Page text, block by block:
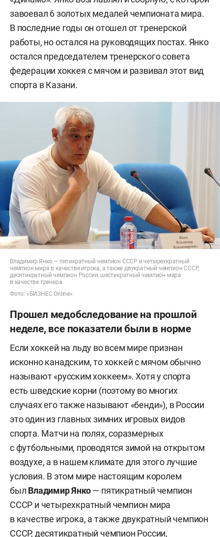
завоевал 6 золотых медалей чемпионата мира.
В последние годы он отошел от тренерской
работы, но остался на руководящих постах. Янко
остался председателем тренерского совета
федерации хоккея с мячом и развивал этот вид
спорта в Казани.
Владимир Янко — пятикратный чемпион СССР и четырехкратный
чемпион мира в качестве игрока, а также двукратный чемпион СССР,
десятикратный чемпион России, шестикратный чемпион мира
в качестве тренера
Фото: «БИЗНЕС Online»
Прошел медобследование на прошлой
неделе, все показатели были в норме
Если хоккей на льду во всем мире признан
исконно канадским, то хоккей с мячом обычно
называют «русским хоккеем». Хотя у спорта
есть шведские корни (поэтому во многих
случаях его также называют «бенди»), в России
это один из главных зимних игровых видов
спорта. Матчи на полях, соразмерных
с футбольными, проводятся зимой на открытом
воздухе, а в нашем климате для этого лучшие
условия. В этом мире настоящим королем
был ВладимирЯнко— пятикратный чемпион
СССР и четырехкратный чемпион мира
в качестве игрока, а также двукратный чемпион
СССР, десятикратный чемпион России,